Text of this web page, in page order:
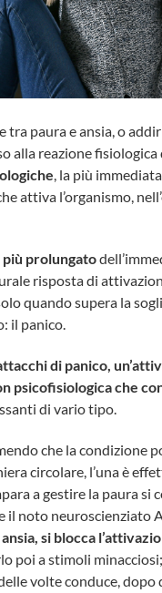
paura e ansia, o
alla reazione
, la più
attiva l’organismo,
prolungato
risposta di
quando supera la
il panico.
di panico,
che
di vario tipo.
che la condizione
circolare, l’una è
a gestire la paura si
il noto neuroscienziato
si blocca
poi a stimoli
volte conduce, dopo